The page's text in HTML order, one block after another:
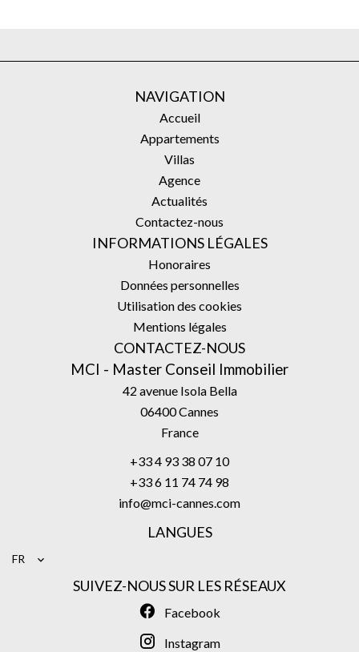
NAVIGATION
Accueil
Appartements
Villas
Agence
Actualités
Contactez-nous
INFORMATIONS LÉGALES
Honoraires
Données personnelles
Utilisation des cookies
Mentions légales
CONTACTEZ-NOUS
MCI - Master Conseil Immobilier
42 avenue Isola Bella
06400Cannes
France
+33 4 93 38 07 10
+33 6 11 74 74 98
info@mci-cannes.com
LANGUES
FR
SUIVEZ-NOUS SUR LES RÉSEAUX
Facebook
Instagram